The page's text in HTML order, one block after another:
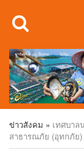
ข่าวสังคม » เทศบาล
สาธารณภัย (อุทกภัย)